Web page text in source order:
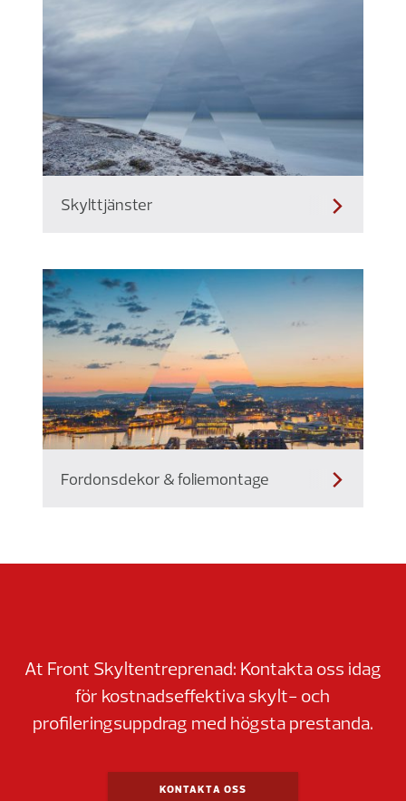
Skylttjänster
Fordonsdekor & foliemontage
At Front Skyltentreprenad: Kontakta oss idag
för kostnadseffektiva skylt- och
profileringsuppdrag med högsta prestanda.
KONTAKTA OSS